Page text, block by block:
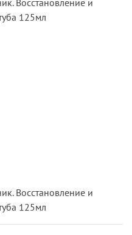
125мл
Восстановление и
125мл